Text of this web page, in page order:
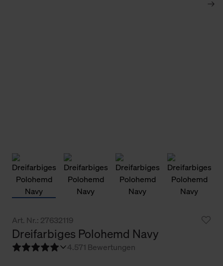
Art. Nr.: 27632119
Dreifarbiges Polohemd Navy
4.571 Bewertungen